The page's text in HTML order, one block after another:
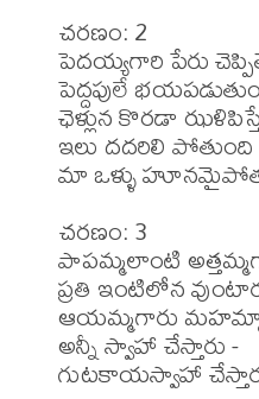
చరణం: 2
పెదయ్యగారి పేరు
పెద్దపులే
ఛెళ్లున కొరడా
ఇలు దదరిలి పోతుంది
మా ఒళ్ళు
చరణం: 3
పాపమ్మలాంటి
ప్రతి ఇంటిలోన
ఆయమ్మగారు
అన్నీ స్వాహా చేస్తారు -
గుటకాయస్వాహా